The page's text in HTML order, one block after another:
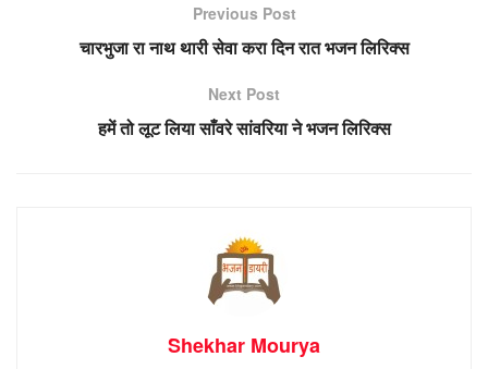
Previous Post
चारभुजा रा नाथ थारी सेवा करा दिन रात भजन लिरिक्स
Next Post
हमें तो लूट लिया साँवरे सांवरिया ने भजन लिरिक्स
Shekhar Mourya